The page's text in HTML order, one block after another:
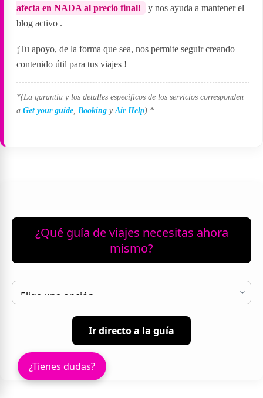
afecta en NADA al precio final!
y nos ayuda a mantener el
blog activo .
¡Tu apoyo, de la forma que sea, nos permite seguir creando
contenido útil para tus viajes !
*(La garantía y los detalles específicos de los servicios corresponden
aGet your guide Booking yAir Help).*
¿Qué guía de viajes necesitas ahora
mismo?
Ir directo a la guía
¿Tienes dudas?